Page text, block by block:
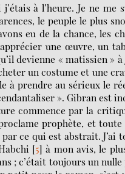
à l’heure. Je ne me
le peuple le plus
eu de la chance, les
une œuvre, un
devienne « matissien » à
un costume et une
à prendre au sérieux le
». Gibran est
commence par la
prophète, et toute
ce qui est abstrait. J’ai
[5] à mon avis, le
; c’était toujours un nulle